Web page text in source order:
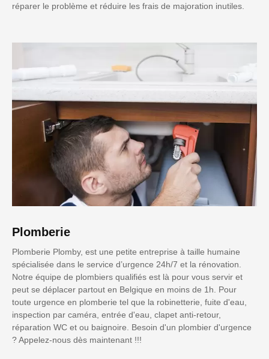
réparer le problème et réduire les frais de majoration inutiles.
Plomberie
Plomberie Plomby, est une petite entreprise à taille humaine
spécialisée dans le service d’urgence 24h/7 et la rénovation.
Notre équipe de plombiers qualifiés est là pour vous servir et
peut se déplacer partout en Belgique en moins de 1h. Pour
toute urgence en plomberie tel que la robinetterie, fuite d'eau,
inspection par caméra, entrée d'eau, clapet anti-retour,
réparation WC et ou baignoire. Besoin d'un plombier d'urgence
? Appelez-nous dès maintenant !!!